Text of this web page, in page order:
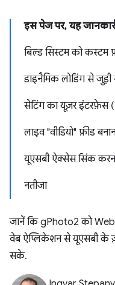
इस पेज पर, यह
बिल्ड सिस्टम को कस्टम
डाइनैमिक लोडिंग से
सेटिंग का यूज़र इंटरफ़ेस
लाइव "वीडियो" फ़ीड
यूएसबी ऐक्सेस सिंक
नतीजा
जानें कि gPhoto2 को
वेब ऐप्लिकेशन से यूएसबी के
सके.